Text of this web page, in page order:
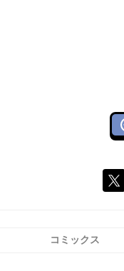
コミックス